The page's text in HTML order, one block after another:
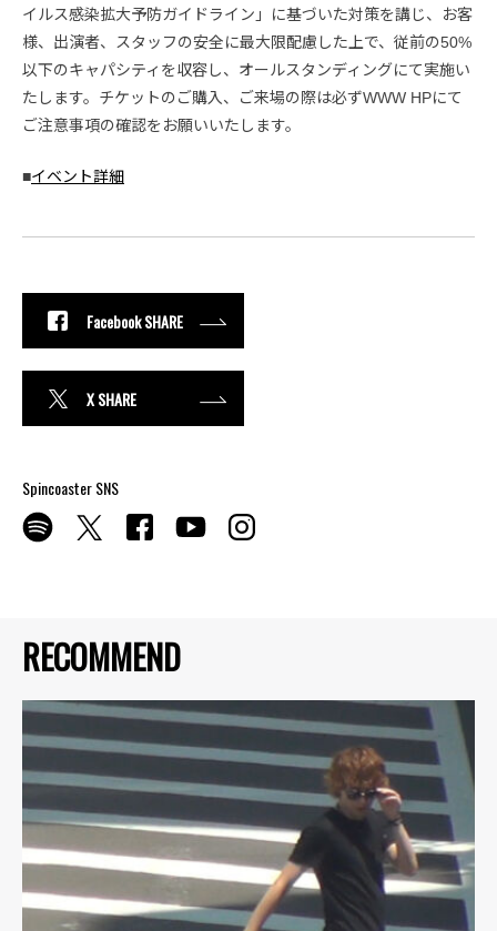
RECOMMEND
イルス感染拡大予防ガイドライン」に基づいた対策を講じ、お客
様、出演者、スタッフの安全に最大限配慮した上で、従前の50%
以下のキャパシティを収容し、オールスタンディングにて実施い
たします。チケットのご購入、ご来場の際は必ずWWW HPにて
ご注意事項の確認をお願いいたします。
■イベント詳細
Facebook SHARE
X SHARE
Spincoaster SNS